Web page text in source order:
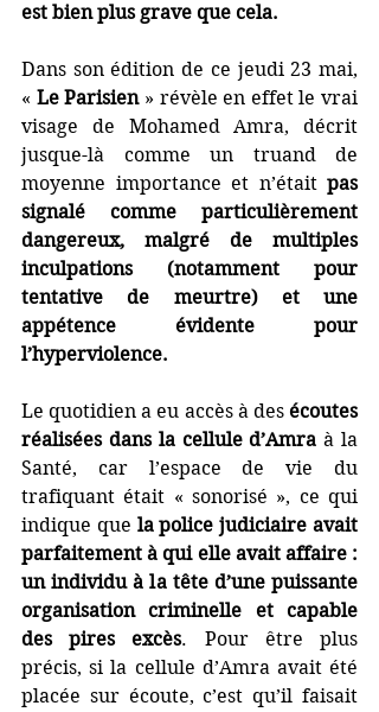
est bien plus grave que cela.
Dans son édition de ce jeudi 23 mai,
« Le Parisien » révèle en effet le vrai
visage de Mohamed Amra, décrit
jusque-là comme un truand de
moyenne importance et n’était pas
signalé comme particulièrement
dangereux, malgré de multiples
inculpations (notamment pour
tentative de meurtre) et une
appétence évidente pour
l’hyperviolence.
Le quotidien a eu accès à des écoutes
réalisées dans la cellule d’Amra à la
Santé, car l’espace de vie du
trafiquant était « sonorisé », ce qui
indique que la police judiciaire avait
parfaitement à qui elle avait affaire :
un individu à la tête d’une puissante
organisation criminelle et capable
des pires excès. Pour être plus
précis, si la cellule d’Amra avait été
placée sur écoute, c’est qu’il faisait